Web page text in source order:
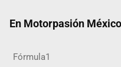
En Motorpasión
Fórmula1